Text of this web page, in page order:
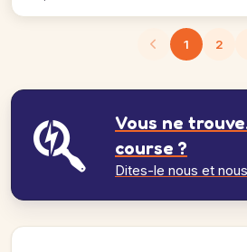
1 2
Vous ne
course ?
Dites-le nous et